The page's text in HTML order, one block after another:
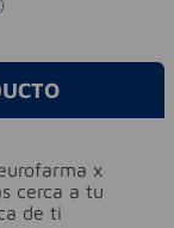
cerca a tu
de ti